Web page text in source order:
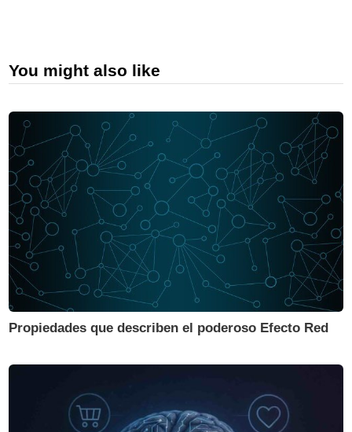
You might also like
Propiedades que describen el poderoso Efecto Red